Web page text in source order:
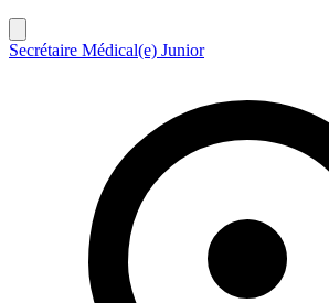
Secrétaire Médical(e) Junior